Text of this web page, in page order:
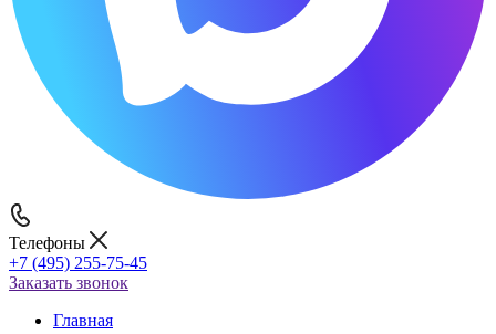
Телефоны
+7 (495) 255-75-45
Заказать звонок
Главная